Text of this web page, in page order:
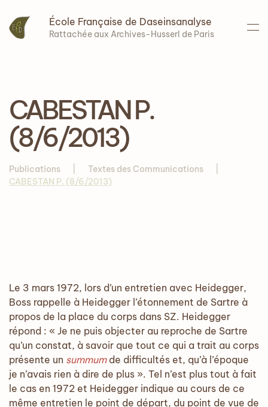
Accéder au contenu principal
École Française de Daseinsanalyse
Rattachée aux Archives-Husserl de Paris
CABESTAN P.
(8/6/2013)
Publications
Textes des Communications
CABESTAN P. (8/6/2013)
Le 3 mars 1972, lors d’un entretien avec Heidegger,
Boss rappelle à Heidegger l’étonnement de Sartre à
propos de la place du corps dans SZ. Heidegger
répond : « Je ne puis objecter au reproche de Sartre
qu’un constat, à savoir que tout ce qui a trait au corps
présente un summumde difficultés et, qu’à l’époque
je n’avais rien à dire de plus ». Tel n’est plus tout à fait
le cas en 1972 et Heidegger indique au cours de ce
même entretien le point de départ, du point de vue de